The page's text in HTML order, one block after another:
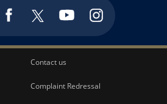
Contact us
Complaint Redressal